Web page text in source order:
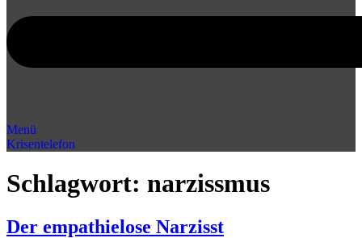
Menü
Krisentelefon
Schlagwort: narzissmus
Der empathielose Narzisst